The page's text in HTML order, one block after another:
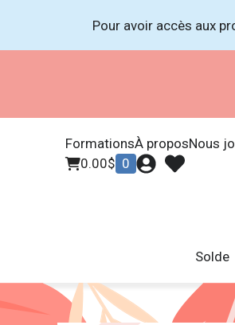
Pour avoir accès aux
FormationsÀ proposNous
0.00$ 0
Solde